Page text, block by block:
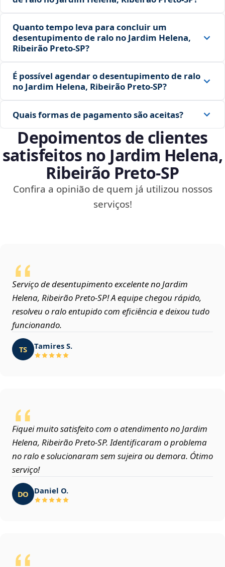
Quanto tempo leva para concluir um
desentupimento de ralo no Jardim Helena,
Ribeirão Preto‑SP?
É possível agendar o desentupimento de ralo
no Jardim Helena, Ribeirão Preto‑SP?
Quais formas de pagamento são aceitas?
Depoimentos de clientes
satisfeitos no Jardim Helena,
Ribeirão Preto‑SP
Confira a opinião de quem já utilizou nossos
serviços!
Serviço de desentupimento excelente no Jardim
Helena, Ribeirão Preto‑SP! A equipe chegou rápido,
resolveu o ralo entupido com eficiência e deixou tudo
funcionando.
TS Tamires S.
Fiquei muito satisfeito com o atendimento no Jardim
Helena, Ribeirão Preto‑SP. Identificaram o problema
no ralo e solucionaram sem sujeira ou demora. Ótimo
serviço!
DO Daniel O.